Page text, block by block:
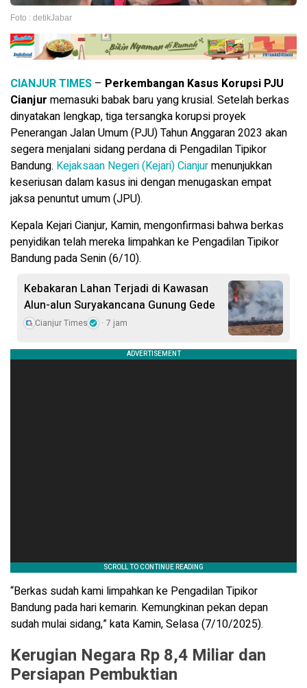
Foto : detikJabar
CIANJUR TIMES – Perkembangan Kasus Korupsi PJU
Cianjur memasuki babak baru yang krusial. Setelah berkas
dinyatakan lengkap, tiga tersangka korupsi proyek
Penerangan Jalan Umum (PJU) Tahun Anggaran 2023 akan
segera menjalani sidang perdana di Pengadilan Tipikor
Bandung. Kejaksaan Negeri (Kejari) Cianjurmenunjukkan
keseriusan dalam kasus ini dengan menugaskan empat
jaksa penuntut umum (JPU).
Kepala Kejari Cianjur, Kamin, mengonfirmasi bahwa berkas
penyidikan telah mereka limpahkan ke Pengadilan Tipikor
Bandung pada Senin (6/10).
Kebakaran Lahan Terjadi di Kawasan
Alun-alun Suryakancana Gunung Gede
Cianjur Times 7 jam
“Berkas sudah kami limpahkan ke Pengadilan Tipikor
Bandung pada hari kemarin. Kemungkinan pekan depan
sudah mulai sidang,” kata Kamin, Selasa (7/10/2025).
Kerugian Negara Rp 8,4 Miliar dan
Persiapan Pembuktian